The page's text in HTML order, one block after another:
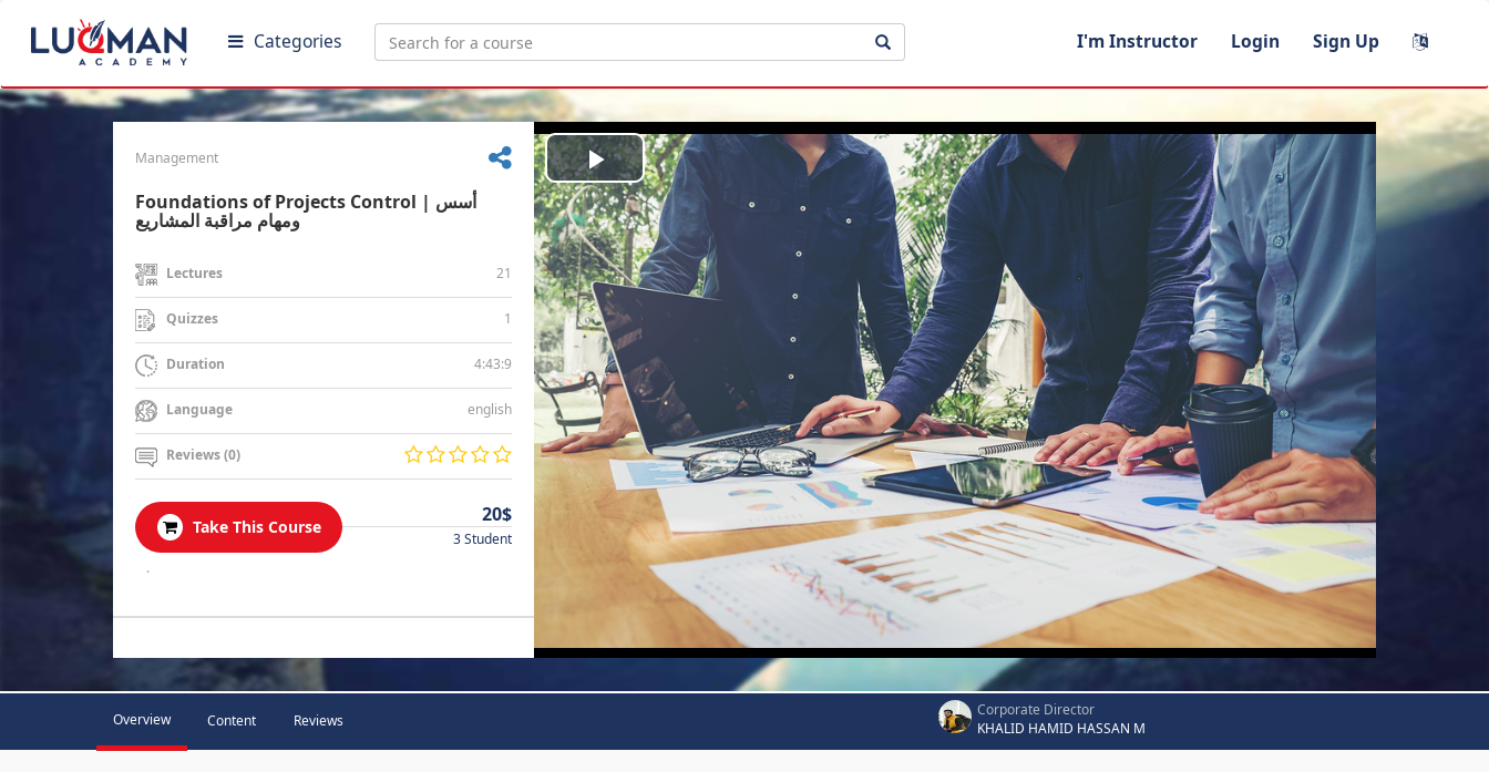
Categories I'm Instructor Login Sign Up
Management
Foundations of Projects Control | أسس
ومهام مراقبة المشاريع
Lectures 21
Quizzes 1
Duration 4:43:9
Language english
Reviews (0)
Take This Course
20$
3 Student
.
Play
Video
Overview Content Reviews
Corporate Director
KHALID HAMID HASSAN M